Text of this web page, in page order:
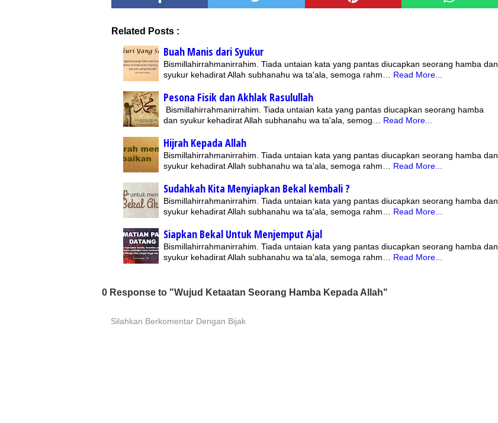
Related Posts :
Buah Manis dari Syukur
Bismillahirrahmanirrahim. Tiada untaian kata yang pantas diucapkan seorang hamba dan
syukur kehadirat Allah subhanahu wa ta'ala, semoga rahm… Read More...
Pesona Fisik dan Akhlak Rasulullah
Bismillahirrahmanirrahim. Tiada untaian kata yang pantas diucapkan seorang hamba
dan syukur kehadirat Allah subhanahu wa ta'ala, semog… Read More...
Hijrah Kepada Allah
Bismillahirrahmanirrahim. Tiada untaian kata yang pantas diucapkan seorang hamba dan
syukur kehadirat Allah subhanahu wa ta'ala, semoga rahm… Read More...
Sudahkah Kita Menyiapkan Bekal kembali ?
Bismillahirrahmanirrahim. Tiada untaian kata yang pantas diucapkan seorang hamba dan
syukur kehadirat Allah subhanahu wa ta'ala, semoga rahm… Read More...
Siapkan Bekal Untuk Menjemput Ajal
Bismillahirrahmanirrahim. Tiada untaian kata yang pantas diucapkan seorang hamba dan
syukur kehadirat Allah subhanahu wa ta'ala, semoga rahm… Read More...
0 Response to "Wujud Ketaatan Seorang Hamba Kepada Allah"
Silahkan Berkomentar Dengan Bijak